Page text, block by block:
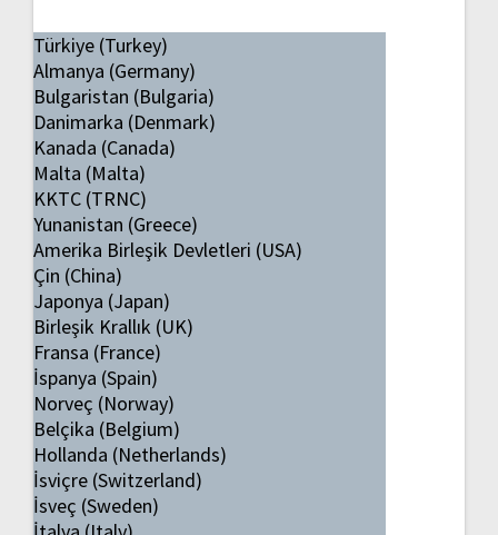
Türkiye (Turkey)
Almanya (Germany)
Bulgaristan (Bulgaria)
Danimarka (Denmark)
Kanada (Canada)
Malta (Malta)
KKTC (TRNC)
Yunanistan (Greece)
Amerika Birleşik Devletleri (USA)
Çin (China)
Japonya (Japan)
Birleşik Krallık (UK)
Fransa (France)
İspanya (Spain)
Norveç (Norway)
Belçika (Belgium)
Hollanda (Netherlands)
İsviçre (Switzerland)
İsveç (Sweden)